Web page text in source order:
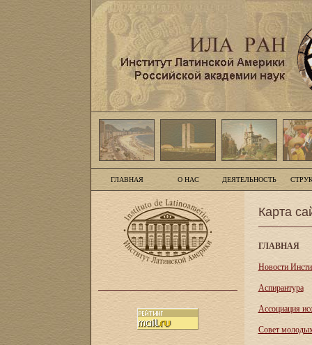
ГЛАВНАЯ О НАС ДЕЯТЕЛЬНОСТЬ
Карта
ГЛАВНАЯ
Новости
Аспирантура
Асcоциация
Совет